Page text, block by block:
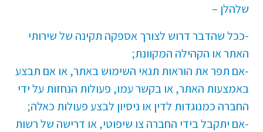
שלהלן –
-ככל שהדבר דרוש לצורך אספקה תקינה של שירותי
האתר או הקהילה המקוונת;
-אם תפר את הוראות תנאי השימוש באתר, או אם תבצע
באמצעות האתר, או בקשר עמו, פעולות הנחזות על ידי
החברה כמנוגדות לדין או ניסיון לבצע פעולות כאלה;
-אם יתקבל בידי החברה צו שיפוטי, או דרישה של רשות